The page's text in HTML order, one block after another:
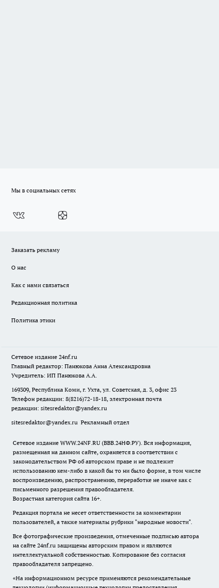
Мы в социальных сетях
Заказать рекламу
О нас
Как с нами связаться
Редакционная политика
Политика этики
Сетевое издание 24nf.ru
Главный редактор: Панюкова Анна Александровна
Учредитель: ИП Панюкова А.А.
169309, Республика Коми, г. Ухта, ул. Советская, д. 3, офис 23
Телефон редакции: 8(8216)72-18-18, электронная почта
редакции: sitesredaktor@yandex.ru
sitesredaktor@yandex.ru Рекламный отдел
Сетевое издание WWW.24NF.RU (ВВВ.24НФ.РУ). Вся информация,
размещенная на данном сайте, охраняется в соответствии с
законодательством РФ об авторском праве и не подлежит
использованию кем-либо в какой бы то ни было форме, в том числе
воспроизведению, распространению, переработке не иначе как с
письменного разрешения правообладателя.
Возрастная категория сайта 16+.
Редакция портала не несет ответственности за комментарии
пользователей, а также материалы рубрики "народные новости".
Все фотографические произведения, отмеченные подписью автора
на сайте 24nf.ru защищены авторским правом и являются
интеллектуальной собственностью. Копирование без согласия
правообладателя запрещено.
«На информационном ресурсе применяются рекомендательные